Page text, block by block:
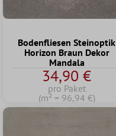
Bodenfliesen Steinoptik
Horizon Braun Dekor
Mandala
34,90 €
pro Paket
(m² = 96,94 €)